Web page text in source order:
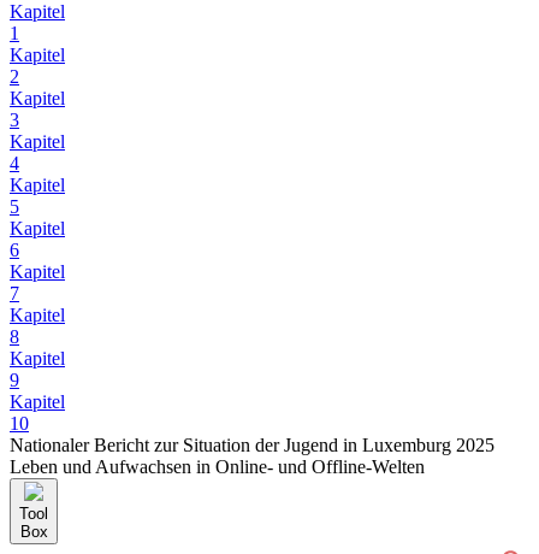
Kapitel
1
Kapitel
2
Kapitel
3
Kapitel
4
Kapitel
5
Kapitel
6
Kapitel
7
Kapitel
8
Kapitel
9
Kapitel
10
Nationaler Bericht zur Situation der Jugend in Luxemburg 2025
Leben und Aufwachsen in Online- und Offline-Welten
Tool
Box